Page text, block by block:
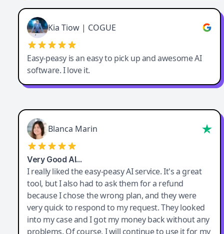
Kia Tiow | COGUE
Easy-peasy is an easy to pick up and awesome AI
software. I love it.
Blanca Marin
Very Good AI…
I really liked the easy-peasy AI service. It's a great
tool, but I also had to ask them for a refund
because I chose the wrong plan, and they were
very quick to respond to my request. They looked
into my case and I got my money back without any
problems. Of course, I will continue to use it for my